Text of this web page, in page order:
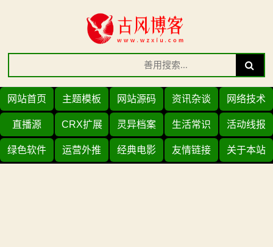
Search
for:
Search
网站首页 主题模板 网站源码 资讯杂谈 网络技术
直播源 CRX扩展 灵异档案 生活常识 活动线报
绿色软件 运营外推 经典电影 友情链接 关于本站